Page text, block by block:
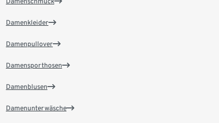
Damenkleider
Damenpullover
Damensporthosen
Damenblusen
Damenunterwäsche